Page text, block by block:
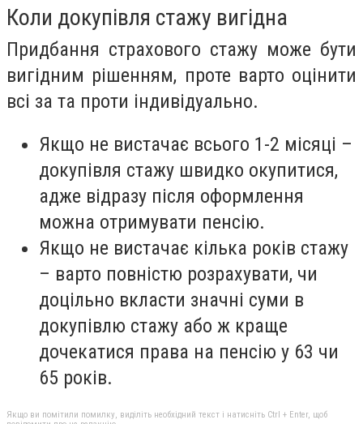
Коли докупівля стажу вигідна
Придбання страхового стажу може бути
вигідним рішенням, проте варто оцінити
всі за та проти індивідуально.
Якщо не вистачає всього 1-2 місяці –
докупівля стажу швидко окупитися,
адже відразу після оформлення
можна отримувати пенсію.
Якщо не вистачає кілька років стажу
– варто повністю розрахувати, чи
доцільно вкласти значні суми в
докупівлю стажу або ж краще
дочекатися права на пенсію у 63 чи
65 років.
Якщо ви помітили помилку, виділіть необхідний текст і натисніть Ctrl + Enter, щоб